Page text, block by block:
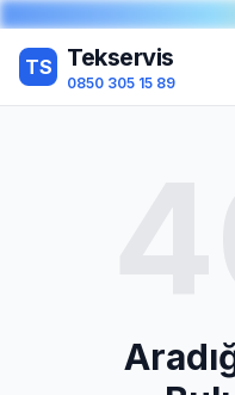
TS Tekservis
0850 305 15 89